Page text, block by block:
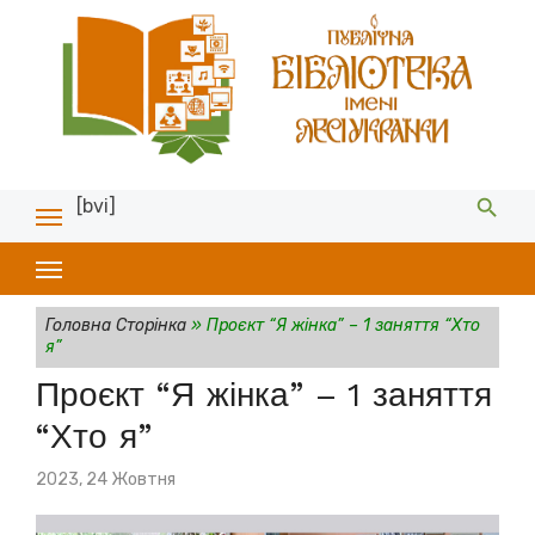
[bvi]
Головна Сторінка» Проєкт “Я жінка” – 1 заняття “Хто
я”
Проєкт “Я жінка” – 1 заняття
“Хто я”
Posted
2023, 24 Жовтня